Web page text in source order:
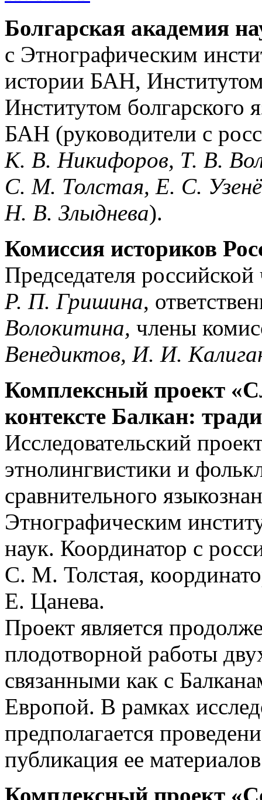
Болгарская академия
с Этнографическим
истории БАН,
Институтом болгарского
БАН (руководители с
К. В. Никифоров, Т. В.
С. М. Толстая, Е. С.
Н. В. Злыднева).
Комиссия историков
Председателя
Р. П. Гришина,
Волокитина, члены
Венедиктов, И. И.
Комплексный проект
контексте Балкан:
Исследовательский
этнолингвистики и
сравнительного
Этнографическим
наук. Координатор с
С. М. Толстая,
Е. Цанева.
Проект является
плодотворной работы
связанными как с
Европой. В рамках
предполагается
публикация ее
Комплексный проект